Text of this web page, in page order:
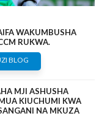
WAKUMBUSHA
RUKWA.
BLOG
MJI ASHUSHA
KIUCHUMI KWA
NA MKUZA